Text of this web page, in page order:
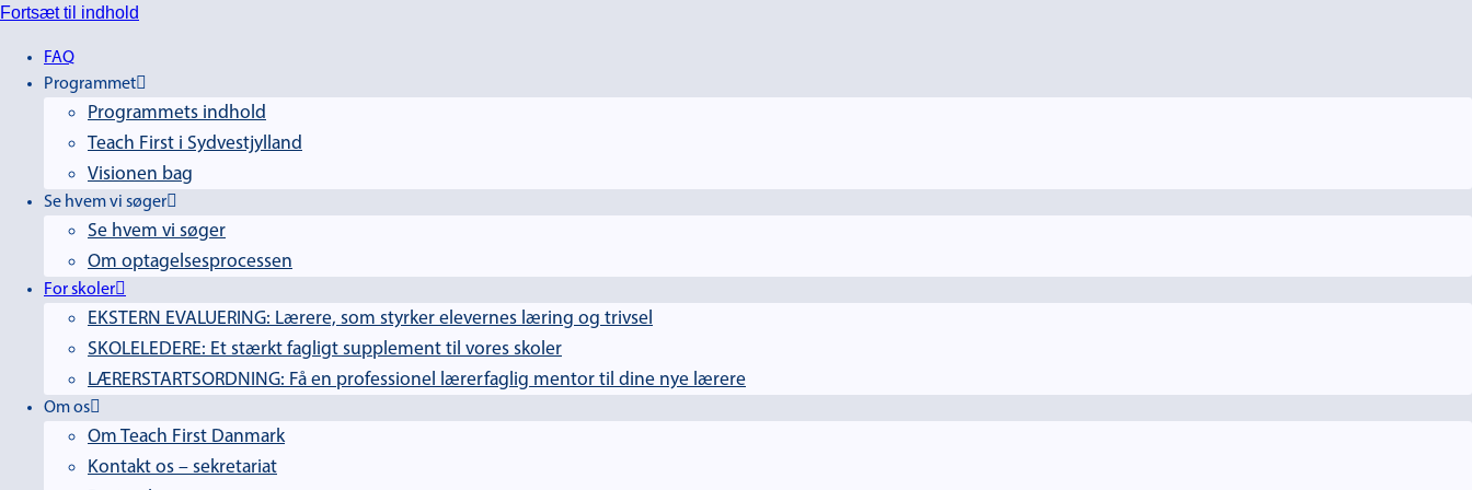
Fortsæt til indhold
FAQ
Programmet
Programmets indhold
Teach First i Sydvestjylland
Visionen bag
Se hvem vi søger
Se hvem vi søger
Om optagelsesprocessen
For skoler
EKSTERN EVALUERING: Lærere, som styrker elevernes læring og trivsel
SKOLELEDERE: Et stærkt fagligt supplement til vores skoler
LÆRERSTARTSORDNING: Få en professionel lærerfaglig mentor til dine nye lærere
Om os
Om Teach First Danmark
Kontakt os – sekretariat